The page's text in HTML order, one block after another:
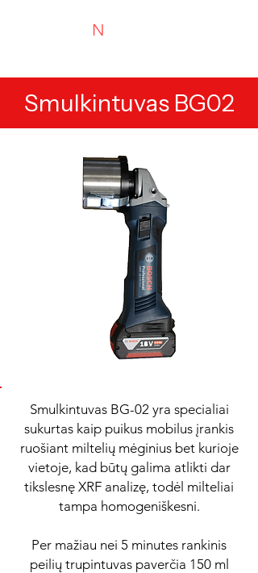
N
Smulkintuvas BG02
Smulkintuvas BG-02 yra specialiai
sukurtas kaip puikus mobilus įrankis
ruošiant miltelių mėginius bet kurioje
vietoje, kad būtų galima atlikti dar
tikslesnę XRF analizę, todėl milteliai
tampa homogeniškesni.
Per mažiau nei 5 minutes rankinis
peilių trupintuvas paverčia 150 ml